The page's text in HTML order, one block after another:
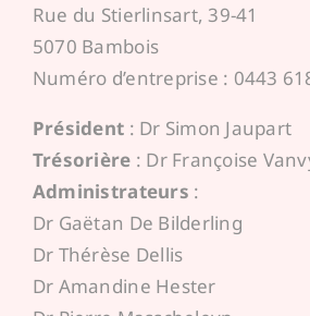
Rue du Stierlinsart, 39-41
5070 Bambois
Numéro d’entreprise : 0443
Président : Dr Simon Jaupart
Trésorière : Dr Françoise
Administrateurs :
Dr Gaëtan De Bilderling
Dr Thérèse Dellis
Dr Amandine Hester